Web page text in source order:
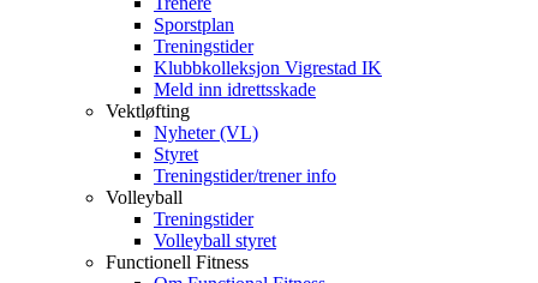
Sporstplan
Treningstider
Klubbkolleksjon Vigrestad IK
Meld inn idrettsskade
Vektløfting
Nyheter (VL)
Styret
Treningstider/trener info
Volleyball
Treningstider
Volleyball styret
Functionell Fitness